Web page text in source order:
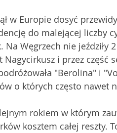
w Europie dosyć
do malejącej liczby
Na Węgrzech nie jeździły
Nagycirkusz i przez część
"Berolina" i
o których często nawet
rokiem w którym
kosztem całej reszty.